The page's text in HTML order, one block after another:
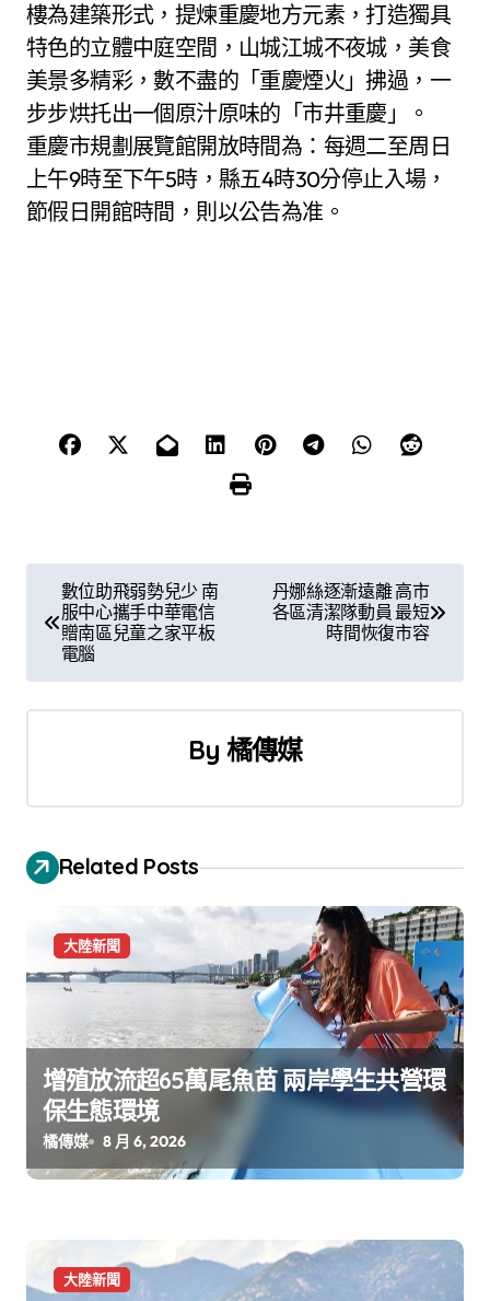
樓為建築形式，提煉重慶地方元素，打造獨具
特色的立體中庭空間，山城江城不夜城，美食
美景多精彩，數不盡的「重慶煙火」拂過，一
步步烘托出一個原汁原味的「市井重慶」。
重慶市規劃展覽館開放時間為：每週二至周日
上午9時至下午5時，縣五4時30分停止入場，
節假日開館時間，則以公告為准。
章
導
覽
數位助飛弱勢兒少 南
服中心攜手中華電信
贈南區兒童之家平板
電腦
丹娜絲逐漸遠離 高市
各區清潔隊動員 最短
時間恢復市容
By 橘傳媒
Related Posts
大陸新聞
增殖放流超65萬尾魚苗 兩岸學生共營環
保生態環境
橘傳媒 8 月 6, 2026
大陸新聞